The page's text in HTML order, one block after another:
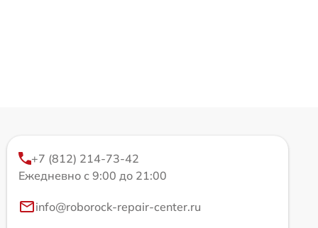
+7 (812) 214-73-42
Ежедневно с 9:00 до 21:00
info@roborock-repair-center.ru